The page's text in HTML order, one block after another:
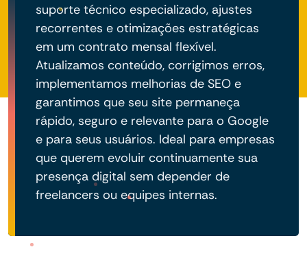
suporte técnico especializado, ajustes
recorrentes e otimizações estratégicas
em um contrato mensal flexível.
Atualizamos conteúdo, corrigimos erros,
implementamos melhorias de SEO e
garantimos que seu site permaneça
rápido, seguro e relevante para o Google
e para seus usuários. Ideal para empresas
que querem evoluir continuamente sua
presença digital sem depender de
freelancers ou equipes internas.